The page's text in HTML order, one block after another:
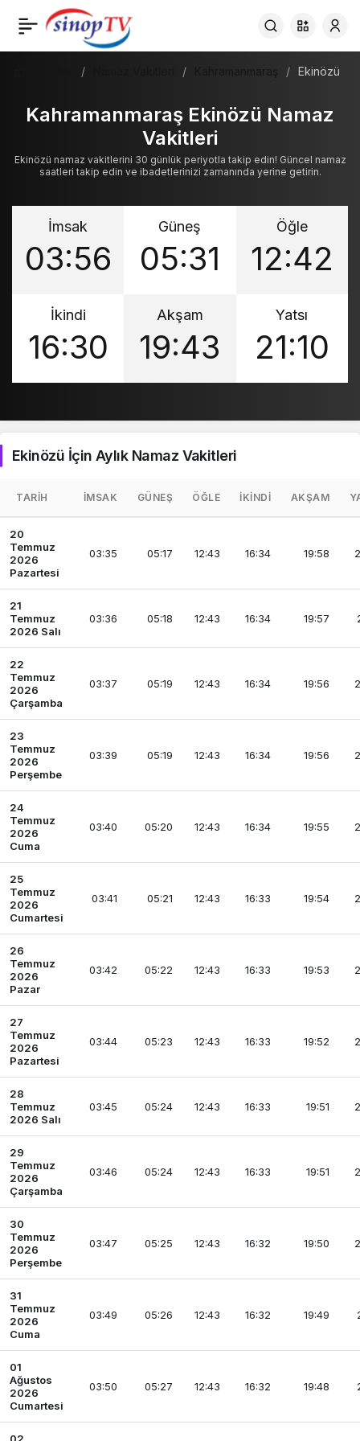
Ekinözü
Kahramanmaraş Ekinözü Namaz
Vakitleri
Ekinözü namaz vakitlerini 30 günlük periyotla takip edin! Güncel namaz
saatleri takip edin ve ibadetlerinizi zamanında yerine getirin.
İmsak
03:56
Güneş
05:31
Öğle
12:42
İkindi
16:30
Akşam
19:43
Yatsı
21:10
Ekinözü İçin Aylık Namaz Vakitleri
TARIH İMSAK GÜNEŞ ÖĞLE İKINDI AKŞAM
20
Temmuz
2026
Pazartesi
03:35 05:17 12:43 16:34 19:58
21
Temmuz
2026 Salı
03:36 05:18 12:43 16:34 19:57
22
Temmuz
2026
Çarşamba
03:37 05:19 12:43 16:34 19:56
23
Temmuz
2026
Perşembe
03:39 05:19 12:43 16:34 19:56
24
Temmuz
2026
Cuma
03:40 05:20 12:43 16:34 19:55
25
Temmuz
2026
Cumartesi
03:41 05:21 12:43 16:33 19:54
26
Temmuz
2026
Pazar
03:42 05:22 12:43 16:33 19:53
27
Temmuz
2026
Pazartesi
03:44 05:23 12:43 16:33 19:52
28
Temmuz
2026 Salı
03:45 05:24 12:43 16:33 19:51
29
Temmuz
2026
Çarşamba
03:46 05:24 12:43 16:33 19:51
30
Temmuz
2026
Perşembe
03:47 05:25 12:43 16:32 19:50
31
Temmuz
2026
Cuma
03:49 05:26 12:43 16:32 19:49
01
Ağustos
2026
Cumartesi
03:50 05:27 12:43 16:32 19:48